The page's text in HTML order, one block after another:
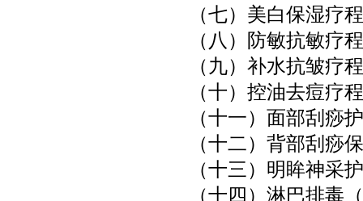
（七）美白保湿疗程
（八）防敏抗敏疗程
（九）补水抗皱疗程
（十）控油去痘疗程
（十一）面部刮痧
（十二）背部刮痧
（十三）明眸神采
（十四）淋巴排毒